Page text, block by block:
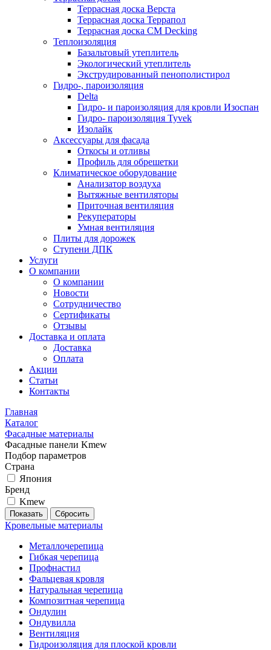
Террасная доска Верста
Террасная доска Террапол
Террасная доска CM Decking
Теплоизоляция
Базальтовый утеплитель
Экологический утеплитель
Экструдированный пенополистирол
Гидро-, пароизоляция
Delta
Гидро- и пароизоляция для кровли Изоспан
Гидро- пароизоляция Tyvek
Изолайк
Аксессуары для фасада
Откосы и отливы
Профиль для обрешетки
Климатическое оборудование
Анализатор воздуха
Вытяжные вентиляторы
Приточная вентиляция
Рекуператоры
Умная вентиляция
Плиты для дорожек
Ступени ДПК
Услуги
О компании
О компании
Новости
Сотрудничество
Сертификаты
Отзывы
Доставка и оплата
Доставка
Оплата
Акции
Статьи
Контакты
Главная
Каталог
Фасадные материалы
Фасадные панели Kmew
Подбор параметров
Страна
Япония
Бренд
Kmew
Кровельные материалы
Металлочерепица
Гибкая черепица
Профнастил
Фальцевая кровля
Натуральная черепица
Композитная черепица
Ондулин
Ондувилла
Вентиляция
Гидроизоляция для плоской кровли